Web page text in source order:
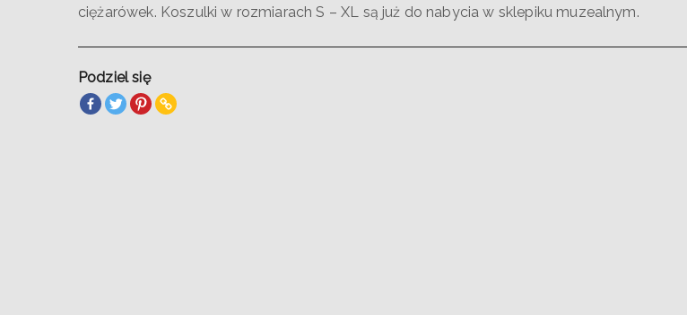
ciężarówek. Koszulki w rozmiarach S – XL są już do nabycia w sklepiku muzealnym.
Podziel się